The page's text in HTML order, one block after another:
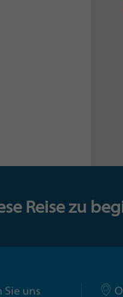
Reise zu
Sie uns